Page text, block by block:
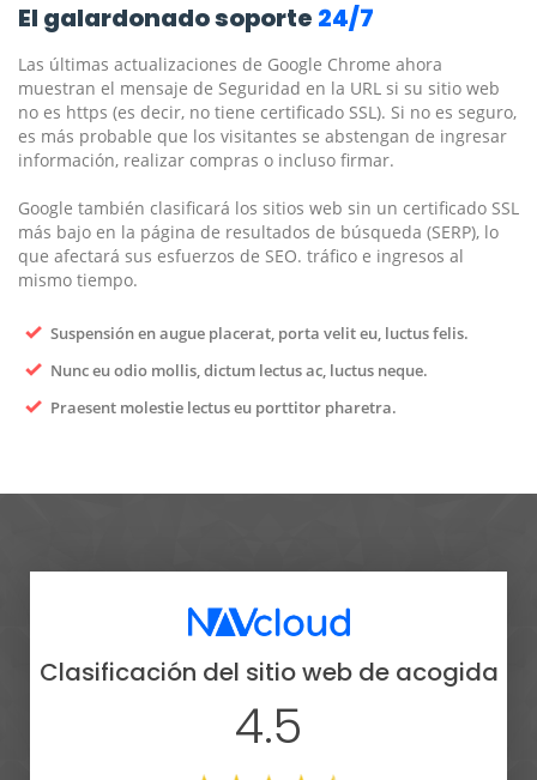
El galardonado soporte 24/7
Las últimas actualizaciones de Google Chrome ahora
muestran el mensaje de Seguridad en la URL si su sitio web
no es https (es decir, no tiene certificado SSL). Si no es seguro,
es más probable que los visitantes se abstengan de ingresar
información, realizar compras o incluso firmar.
Google también clasificará los sitios web sin un certificado SSL
más bajo en la página de resultados de búsqueda (SERP), lo
que afectará sus esfuerzos de SEO. tráfico e ingresos al
mismo tiempo.
Suspensión en augue placerat, porta velit eu, luctus felis.
Nunc eu odio mollis, dictum lectus ac, luctus neque.
Praesent molestie lectus eu porttitor pharetra.
Clasificación del sitio web de acogida
4.5